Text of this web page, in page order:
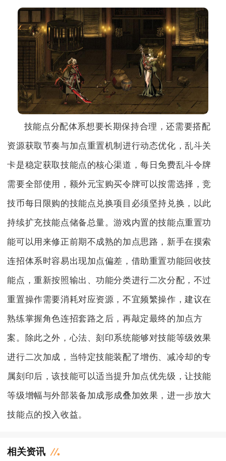
技能点分配体系想要长期保持合理，还需要搭配
资源获取节奏与加点重置机制进行动态优化，乱斗关
卡是稳定获取技能点的核心渠道，每日免费乱斗令牌
需要全部使用，额外元宝购买令牌可以按需选择，竞
技币每日限购的技能点兑换项目必须坚持兑换，以此
持续扩充技能点储备总量。游戏内置的技能点重置功
能可以用来修正前期不成熟的加点思路，新手在摸索
连招体系时容易出现加点偏差，借助重置功能回收技
能点，重新按照输出、功能分类进行二次分配，不过
重置操作需要消耗对应资源，不宜频繁操作，建议在
熟练掌握角色连招套路之后，再敲定最终的加点方
案。除此之外，心法、刻印系统能够对技能等级效果
进行二次加成，当特定技能装配了增伤、减冷却的专
属刻印后，该技能可以适当提升加点优先级，让技能
等级增幅与外部装备加成形成叠加效果，进一步放大
技能点的投入收益。
相关资讯